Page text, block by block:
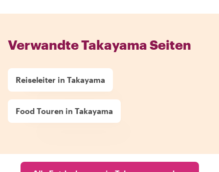
Verwandte Takayama Seiten
Reiseleiter in Takayama
Food Touren in Takayama